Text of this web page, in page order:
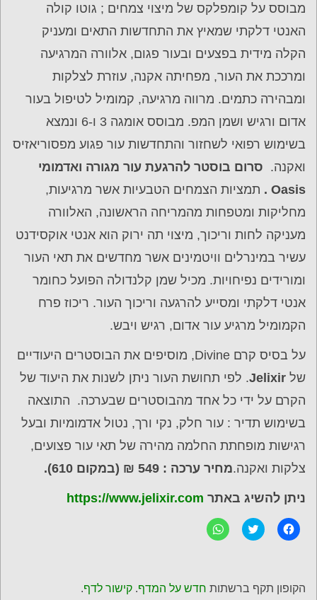
מבוסס על קומפלקס של מיצוי צמחים ; גוטו קולה
האנטי דלקתי שמאיץ את התחדשות התאים ומעניק
הקלה מידית בפצעים ובעור פגום, אלוורה המרגיעה
ומרככת את העור, מפחיתה אקנה, עוזרת לצלקות
ומבהירה כתמים. מרווה מרגיעה, קמומיל לטיפול בעור
אדום ורגיש ושמן המפ. מבוסס אומגה 3 ו-6 ונמצא
בשימוש רפואי לשחזור והתחדשות עור פגוע מפסוריאזיס
ואקנה. סרום בוסטר להרגעת עור מגורה ואדמומי
Oasis .
תמציות הצמחים הטבעיות אשר מרגיעות,
מחליקות ומטפחות מהמריחה הראשונה, האלוורה
מעניקה לחות וריכוך, מיצוי תה ירוק הוא אנטי אוקסידנט
עשיר במינרלים וויטמינים אשר מחדשים את תאי העור
ומורידים נפיחויות. מכיל שמן קלנדולה הפועל כחומר
אנטי דלקתי ומסייע להרגעה וריכוך העור. ריכוז פרח
הקמומיל מרגיע עור אדום, רגיש ויבש.
על בסיס קרם Divine, מוסיפים את הבוסטרים היעודיים
של Jelixir. לפי תחושת העור ניתן לשנות את היעוד של
הקרם על ידי כל אחד מהבוסטרים שבערכה. התוצאה
בשימוש תדיר : עור חלק, נקי ורך, נטול אדמומיות ובעל
רגישות מופחתת החלמה מהירה של תאי עור פצועים,
צלקות ואקנה.מחיר ערכה : 549 ₪ (במקום 610).
ניתן להשיג באתר https://www.jelixir.com
ל
ח
ש
י
C
l
o
s
ל
ח
ש
יהקופון תקף ברשתות חדש על המדף. קישור לדף.